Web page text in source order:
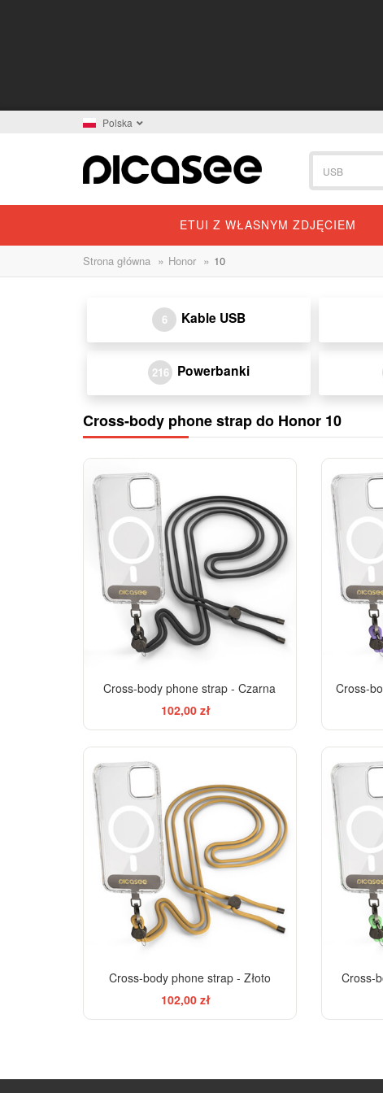
Polska
ETUI Z WŁASNYM ZDJĘCIEM
Strona główna » Honor » 10
6 Kable USB
216 Powerbanki
Cross-body phone strap do Honor 10
Cross-body phone strap - Czarna
102,00 zł
Cross-
Cross-body phone strap - Złoto
102,00 zł
Cross-